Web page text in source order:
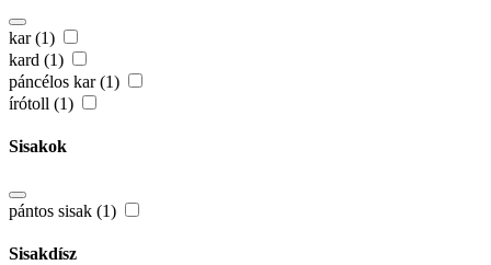
kar (1)
kard (1)
páncélos kar (1)
írótoll (1)
Sisakok
pántos sisak (1)
Sisakdísz